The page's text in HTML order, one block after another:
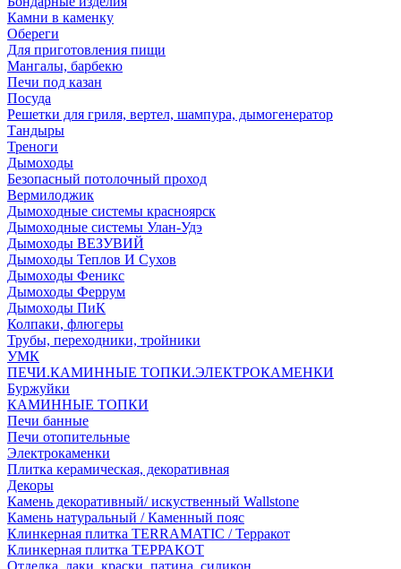
Камни в каменку
Обереги
Для приготовления пищи
Мангалы, барбекю
Печи под казан
Посуда
Решетки для гриля, вертел, шампура, дымогенератор
Тандыры
Треноги
Дымоходы
Безопасный потолочный проход
Вермилоджик
Дымоходные системы красноярск
Дымоходные системы Улан-Удэ
Дымоходы ВЕЗУВИЙ
Дымоходы Теплов И Сухов
Дымоходы Феникс
Дымоходы Феррум
Дымоходы ПиК
Колпаки, флюгеры
Трубы, переходники, тройники
УМК
ПЕЧИ.КАМИННЫЕ ТОПКИ.ЭЛЕКТРОКАМЕНКИ
Буржуйки
КАМИННЫЕ ТОПКИ
Печи банные
Печи отопительные
Электрокаменки
Плитка керамическая, декоративная
Декоры
Камень декоративный/ искуственный Wallstone
Камень натуральный / Каменный пояс
Клинкерная плитка TERRAMATIC / Терракот
Клинкерная плитка ТЕРРАКОТ
Отделка, лаки, краски, патина, силикон